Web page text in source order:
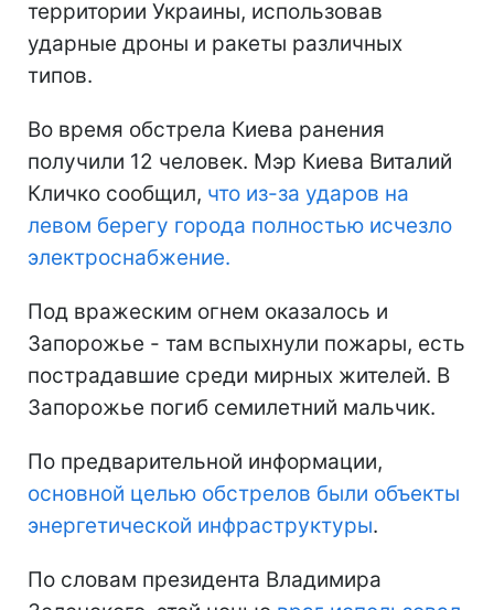
территории Украины, использовав
ударные дроны и ракеты различных
типов.
Во время обстрела Киева ранения
получили 12 человек. Мэр Киева Виталий
Кличко сообщил, что из-за ударов на
левом берегу города полностью исчезло
электроснабжение.
Под вражеским огнем оказалось и
Запорожье - там вспыхнули пожары, есть
пострадавшие среди мирных жителей. В
Запорожье погиб семилетний мальчик.
По предварительной информации,
основной целью обстрелов были объекты
энергетической инфраструктуры.
По словам президента Владимира